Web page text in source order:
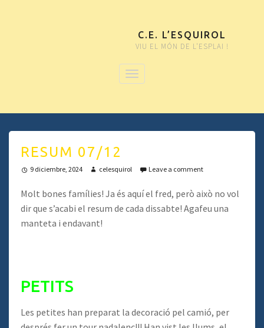
C.E. L’ESQUIROL
VIU EL MÓN DE L'ESPLAI !
RESUM 07/12
9 diciembre, 2024 celesquirol Leave a comment
Molt bones famílies! Ja és aquí el fred, però això no vol
dir que s’acabi el resum de cada dissabte! Agafeu una
manteta i endavant!
PETITS
Les petites han preparat la decoració pel camió, per